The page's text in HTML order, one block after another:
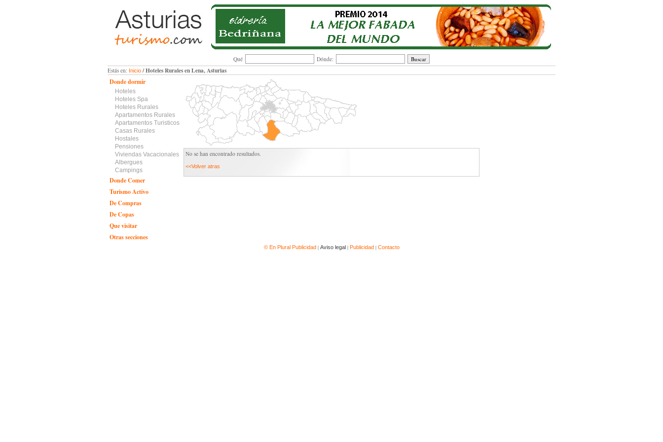
Qué
Dónde:
Estás en: Inicio/ Hoteles Rurales en Lena, Asturias
Donde dormir
Hoteles
Hoteles Spa
Hoteles Rurales
Apartamentos Rurales
Apartamentos Turisticos
Casas Rurales
Hostales
Pensiones
Viviendas Vacacionales
Albergues
Campings
Donde Comer
Turismo Activo
De Compras
De Copas
Que visitar
Otras secciones
No se han encontrado resultados.
<<Volver atras
© En Plural Publicidad | Aviso legal| Publicidad| Contacto